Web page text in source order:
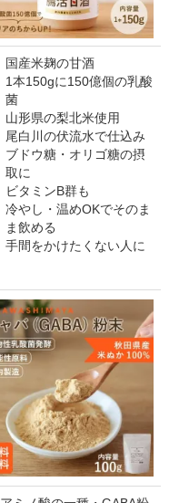
国産米麹の甘酒
1本150gに150億個の乳酸
菌
山形県の梨北米使用
尾白川の伏流水で仕込み
ブドウ糖・オリゴ糖の摂
取に
ビタミンB群も
冷やし・温めOKでそのま
ま飲める
手間をかけたくない人に